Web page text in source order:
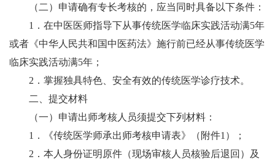
（二）申请确有专长考核的，应当同时具备以下条件：
1．在中医医师指导下从事传统医学临床实践活动满5年
或者《中华人民共和国中医药法》施行前已经从事传统医学
临床实践活动满5年；
2．掌握独具特色、安全有效的传统医学诊疗技术。
二、提交材料
（一）申请出师考核人员须提交下列材料：
1．《传统医学师承出师考核申请表》（附件1）；
2．本人身份证明原件（现场审核人员核验后退回）及